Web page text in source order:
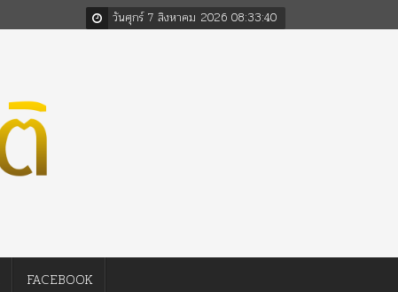
วันศุกร์ 7 สิงหาคม 2026 08:33:41
FACEBOOK